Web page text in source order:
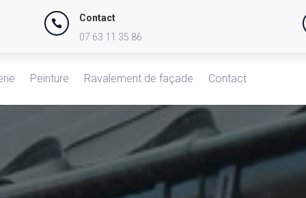

Contact
07 63 11 35 86
Peinture Ravalement de façade Contact